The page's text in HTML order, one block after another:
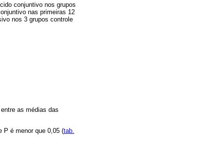
conjuntivo nos grupos
nas primeiras 12
nos 3 grupos controle
as médias das
P é menor que 0,05 (tab.